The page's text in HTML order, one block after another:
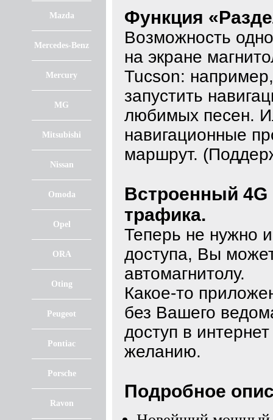
Mazda
Mercedes-Benz
Mercury
MG
Mitsubishi
Nissan
Omoda
Opel
ORA
Oting
Peugeot
Pontiac
Porsche
Ravon
Функция
Возможность
на экране
Tucson:
запустить
любимых песен.
навигационные
маршрут.
Встроенный 4G
трафика.
Теперь не нужно
доступа, Вы
автомагнитолу.
Какое-то
без Вашего
доступ в
желанию.
Подробное